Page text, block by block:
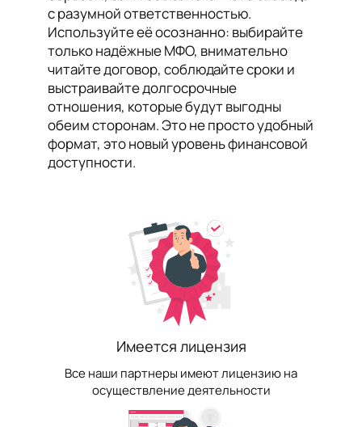
с разумной ответственностью.
Используйте её осознанно: выбирайте
только надёжные МФО, внимательно
читайте договор, соблюдайте сроки и
выстраивайте долгосрочные
отношения, которые будут выгодны
обеим сторонам. Это не просто удобный
формат, это новый уровень финансовой
доступности.
Имеется лицензия
Все наши партнеры имеют лицензию на
осуществление деятельности